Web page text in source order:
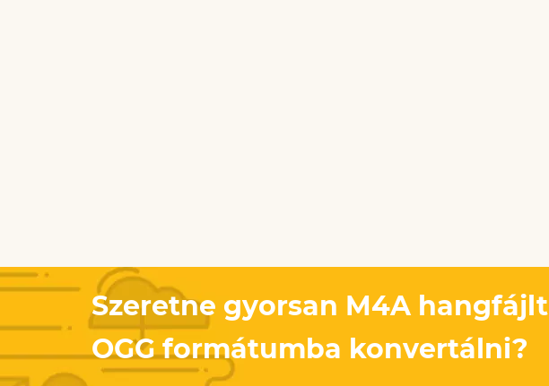
Szeretne gyorsan M4A hangfájlt
OGG formátumba konvertálni?